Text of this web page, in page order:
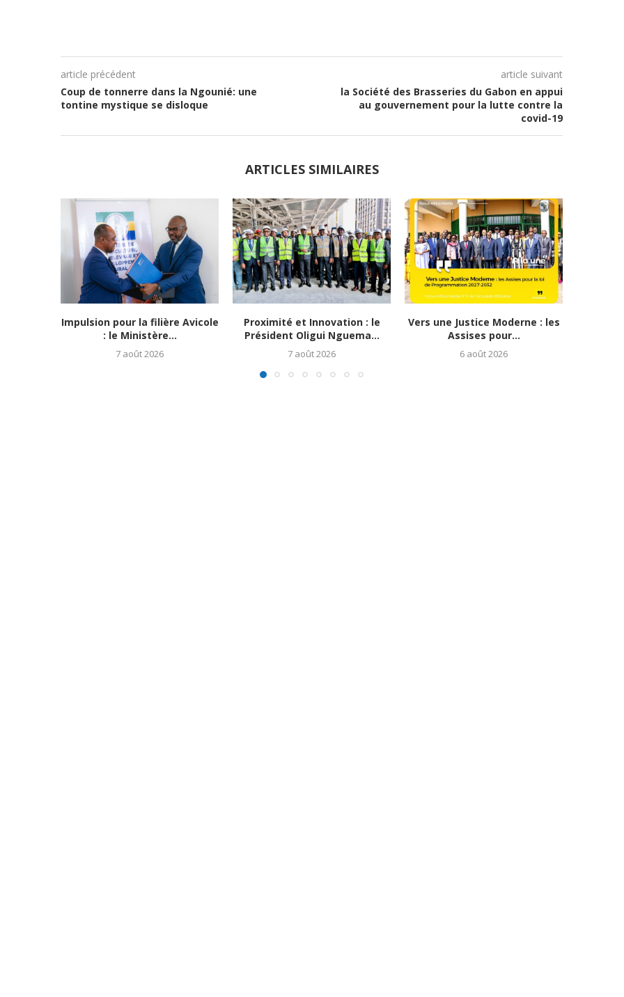
article précédent
Coup de tonnerre dans la Ngounié: une
tontine mystique se disloque
article suivant
la Société des Brasseries du Gabon en appui
au gouvernement pour la lutte contre la
covid-19
ARTICLES SIMILAIRES
Impulsion pour la filière Avicole
: le Ministère...
7 août 2026
Proximité et Innovation : le
Président Oligui Nguema...
7 août 2026
Vers une Justice Moderne : les
Assises pour...
6 août 2026
TAKAD
le